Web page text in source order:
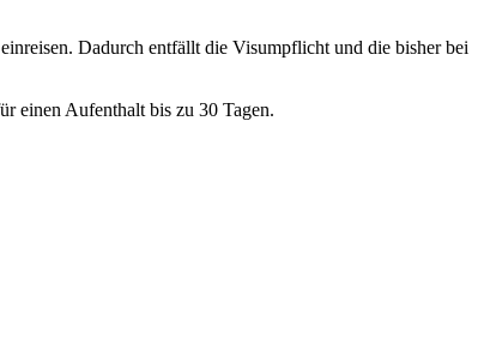
Dadurch entfällt die Visumpflicht und die bisher bei
einen Aufenthalt bis zu 30 Tagen.